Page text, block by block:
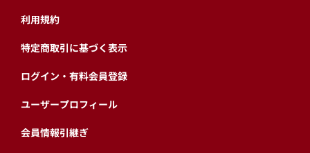
利用規約
特定商取引に基づく表示
ログイン・有料会員登録
ユーザープロフィール
会員情報引継ぎ